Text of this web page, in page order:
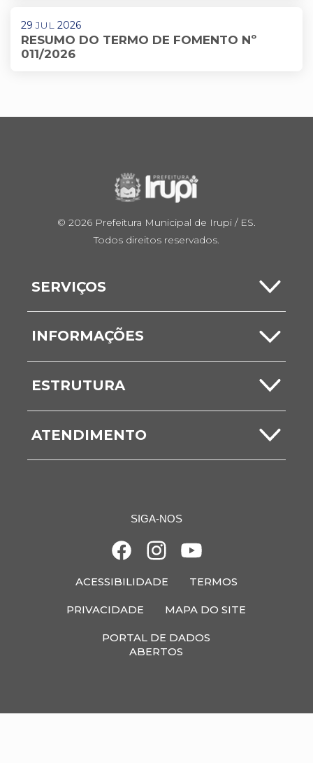
29 JUL 2026
RESUMO DO TERMO DE FOMENTO Nº
011/2026
© 2026 Prefeitura Municipal de Irupi / ES.
Todos direitos reservados.
SERVIÇOS
Carta de Serviços
Serviços Online
Nota Fiscal
INFORMAÇÕES
Notícias
Comunicados
ESTRUTURA
Secretarias
Unidades
ATENDIMENTO
Acesso à Informação
Fale Conosco
SIGA-NOS
ACESSIBILIDADE TERMOS
PRIVACIDADE MAPA DO SITE
PORTAL DE DADOS
ABERTOS